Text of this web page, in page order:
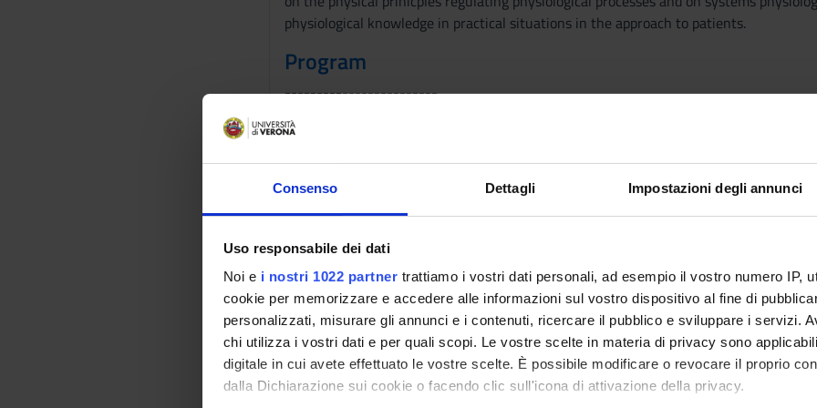
Consenso Dettagli Impostazioni degli annunci
Uso responsabile dei dati
Noi e i nostri 1022 partner trattiamo i vostri dati personali, ad esempio il vostro numero IP,
cookie per memorizzare e accedere alle informazioni sul vostro dispositivo al fine di
personalizzati, misurare gli annunci e i contenuti, ricercare il pubblico e sviluppare i servizi.
chi utilizza i vostri dati e per quali scopi. Le vostre scelte in materia di privacy sono
digitale in cui avete effettuato le vostre scelte. È possibile modificare o revocare il proprio
dalla Dichiarazione sui cookie o facendo clic sull'icona di attivazione della privacy.
physiological knowledge in practical situations in the approach to patients.
Program
------------------------
------------------------
Attention: - Endogenous and exogenous attention - Experimental paradigms -
to motor outputs - Neural bases Memory: - Types of memory: short-term and long-
Main theories - Neural bases Learning: - Classical theories - Experimental paradigms
------------------------
MM: FISIOLOGIA UMANA
------------------------
------------------------ MM: Fisiologia del sistema nervoso ------------------------
sensory systems and neuroendocrine integration, on the basis of the
MM: Fisiologia generale ------------------------ 1) Cardiovascular system: vessels,
system, extrinsic and intrinsic control mechanisms. 2) Respiratory system:
system: filtration, secretion, reabsorbtion, excretion. Concentration and diluition of
digestion and absorbtion. 5) Metabolism.